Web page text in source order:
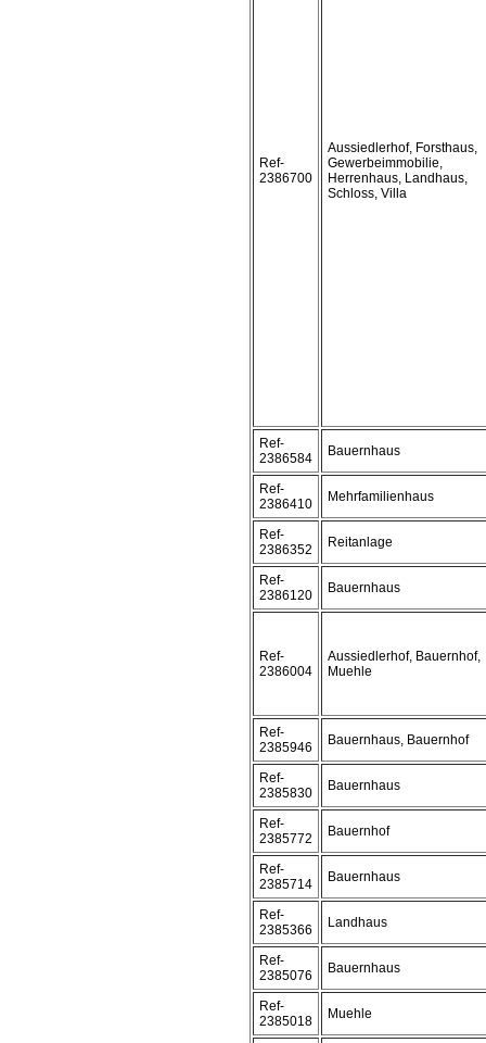
Ref-
2386700
Aussiedlerhof, Forsthaus,
Gewerbeimmobilie,
Herrenhaus, Landhaus,
Schloss, Villa
Ref-
2386584
Bauernhaus
Ref-
2386410
Mehrfamilienhaus
Ref-
2386352
Reitanlage
Ref-
2386120
Bauernhaus
Ref-
2386004
Aussiedlerhof, Bauernhof,
Muehle
Ref-
2385946
Bauernhaus, Bauernhof
Ref-
2385830
Bauernhaus
Ref-
2385772
Bauernhof
Ref-
2385714
Bauernhaus
Ref-
2385366
Landhaus
Ref-
2385076
Bauernhaus
Ref-
2385018
Muehle